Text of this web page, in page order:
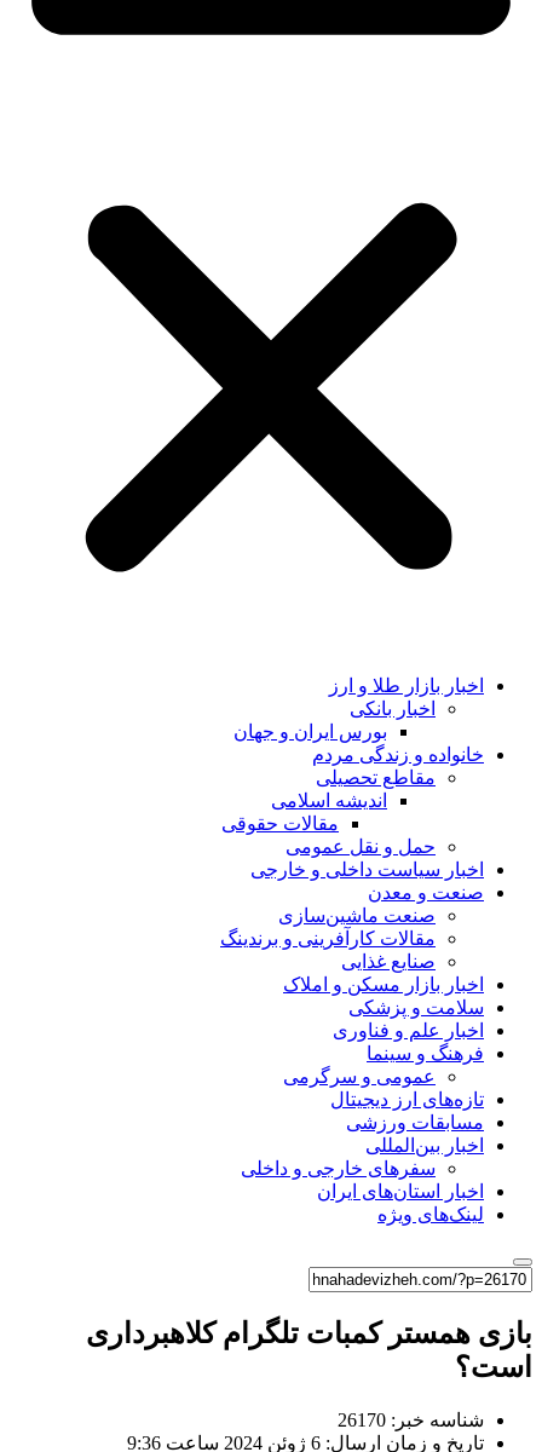
اخبار بازار طلا و ارز
اخبار بانکی
بورس ایران و جهان
خانواده و زندگی مردم
مقاطع تحصیلی
اندیشه اسلامی
مقالات حقوقی
حمل و نقل عمومی
اخبار سیاست داخلی و خارجی
صنعت و معدن
صنعت ماشین‌سازی
مقالات کارآفرینی و برندینگ
صنایع غذایی
اخبار بازار مسکن و املاک
سلامت و پزشکی
اخبار علم و فناوری
فرهنگ و سینما
عمومی و سرگرمی
تازه‌های ارز دیجیتال
مسابقات ورزشی
اخبار بین‌المللی
سفرهای خارجی و داخلی
اخبار استان‌های ایران
لینک‌های ویژه
بازی همستر کمبات تلگرام کلاهبرداری
است؟
شناسه خبر: 26170
تاریخ و زمان ارسال: 6 ژوئن 2024 ساعت 9:36